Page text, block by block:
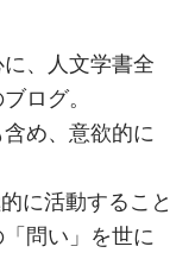
、人文学書全
ログ。
め、意欲的に
に活動すること
問い」を世に